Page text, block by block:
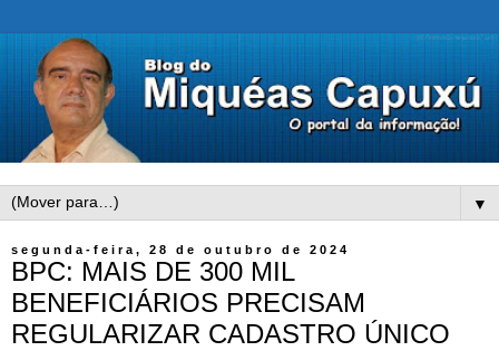
▼
segunda-feira, 28 de outubro de 2024
BPC: MAIS DE 300 MIL
BENEFICIÁRIOS PRECISAM
REGULARIZAR CADASTRO ÚNICO